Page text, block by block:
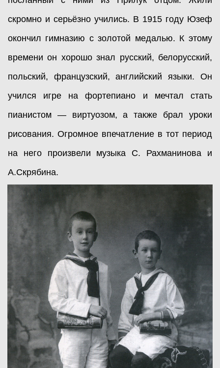
скромно и серьёзно учились. В 1915 году Юзеф
окончил гимназию с золотой медалью. К этому
времени он хорошо знал русский, белорусский,
польский, французский, английский языки. Он
учился игре на фортепиано и мечтал стать
пианистом — виртуозом, а также брал уроки
рисования. Огромное впечатление в тот период
на него произвели музыка С. Рахманинова и
А.Скрябина.